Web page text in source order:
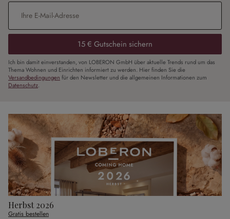
E-Mail-Adresse
15 € Gutschein sichern
Ich bin damit einverstanden, von LOBERON GmbH über aktuelle Trends rund um das
Thema Wohnen und Einrichten informiert zu werden. Hier finden Sie die
Versandbedingungen für den Newsletter und die allgemeinen Informationen zum
Datenschutz.
Herbst 2026
Gratis bestellen